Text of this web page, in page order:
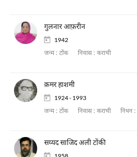
गुलनार आफ़रीन
1942
जन्म : टोंक निवास : कराची
क़मर हाशमी
1924 - 1993
जन्म : टोंक निवास : कराची निधन :
सय्यद साजिद अली टोंकी